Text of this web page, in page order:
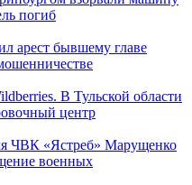
погиб
арест бывшему главе
В Тульской области
центр
ЧВК «Ястреб» Марущенко
военных